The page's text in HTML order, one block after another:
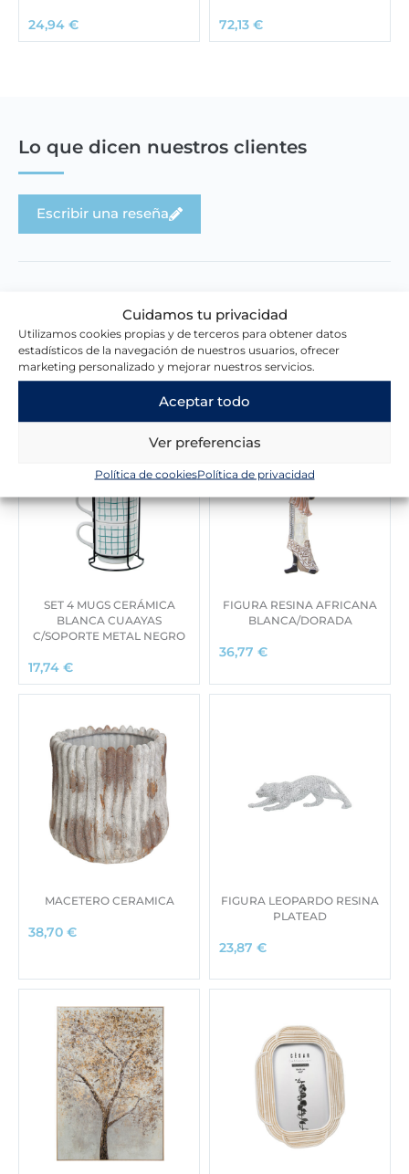
Cuidamos tu privacidad
Utilizamos cookies propias y de terceros para obtener datos
estadísticos de la navegación de nuestros usuarios, ofrecer
marketing personalizado y mejorar nuestros servicios.
Aceptar todo
Ver preferencias
Política de cookiesPolítica de privacidad
24,94 € 72,13 €
Lo que dicen nuestros clientes
Escribir una reseña
Novedades en la tienda
SET 4 MUGS CERÁMICA
BLANCA CUAAYAS
C/SOPORTE METAL NEGRO
17,74 €
FIGURA RESINA AFRICANA
BLANCA/DORADA
36,77 €
MACETERO CERAMICA
38,70 €
FIGURA LEOPARDO RESINA
PLATEAD
23,87 €